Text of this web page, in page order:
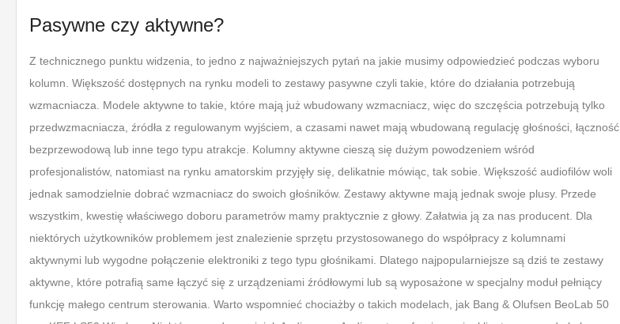
Pasywne czy aktywne?
Z technicznego punktu widzenia, to jedno z najważniejszych pytań na jakie musimy odpowiedzieć podczas wyboru
kolumn. Większość dostępnych na rynku modeli to zestawy pasywne czyli takie, które do działania potrzebują
wzmacniacza. Modele aktywne to takie, które mają już wbudowany wzmacniacz, więc do szczęścia potrzebują tylko
przedwzmacniacza, źródła z regulowanym wyjściem, a czasami nawet mają wbudowaną regulację głośności, łączność
bezprzewodową lub inne tego typu atrakcje. Kolumny aktywne cieszą się dużym powodzeniem wśród
profesjonalistów, natomiast na rynku amatorskim przyjęły się, delikatnie mówiąc, tak sobie. Większość audiofilów woli
jednak samodzielnie dobrać wzmacniacz do swoich głośników. Zestawy aktywne mają jednak swoje plusy. Przede
wszystkim, kwestię właściwego doboru parametrów mamy praktycznie z głowy. Załatwia ją za nas producent. Dla
niektórych użytkowników problemem jest znalezienie sprzętu przystosowanego do współpracy z kolumnami
aktywnymi lub wygodne połączenie elektroniki z tego typu głośnikami. Dlatego najpopularniejsze są dziś te zestawy
aktywne, które potrafią same łączyć się z urządzeniami źródłowymi lub są wyposażone w specjalny moduł pełniący
funkcję małego centrum sterowania. Warto wspomnieć chociażby o takich modelach, jak Bang & Olufsen BeoLab 50